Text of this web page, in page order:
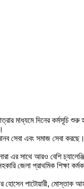
দিনের কর্মসূচি শুরু
এবং সমাজ সেবা করছে।
এর সাথে আরও বেশি
জেলা প্রাথমিক শিক্ষা
হোসেন পাটোয়ারী,